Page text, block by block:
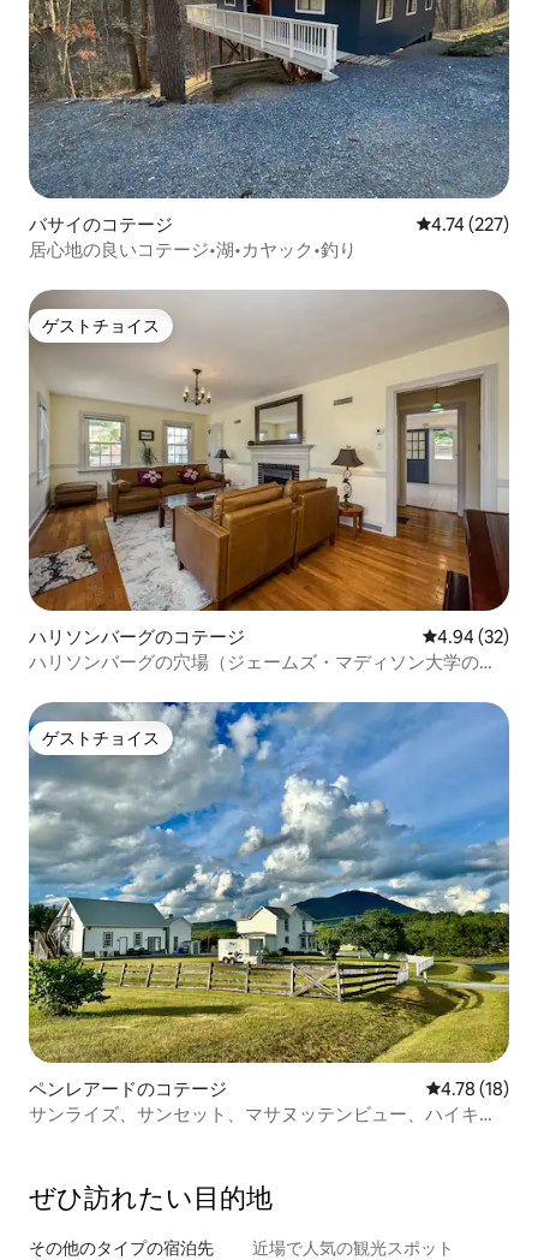
バサイのコテージ レビュー227
4.74 (227)
居心地の良いコテージ•湖•カヤック•釣り
ゲストチョイス
ゲストチョイス
ハリソンバーグのコテージ レビュー32
4.94 (32)
ハリソンバーグの穴場（ジェームズ・マディソン大学の向
ゲストチョイス
ゲストチョイス
ペンレアードのコテージ レビュー18
4.78 (18)
サンライズ、サンセット、マサヌッテンビュー、ハイキン
ぜひ訪⁠れ⁠た⁠い目⁠的⁠地
その他のタ⁠イ⁠プ⁠の宿⁠泊⁠先 近場で人気の観光スポット